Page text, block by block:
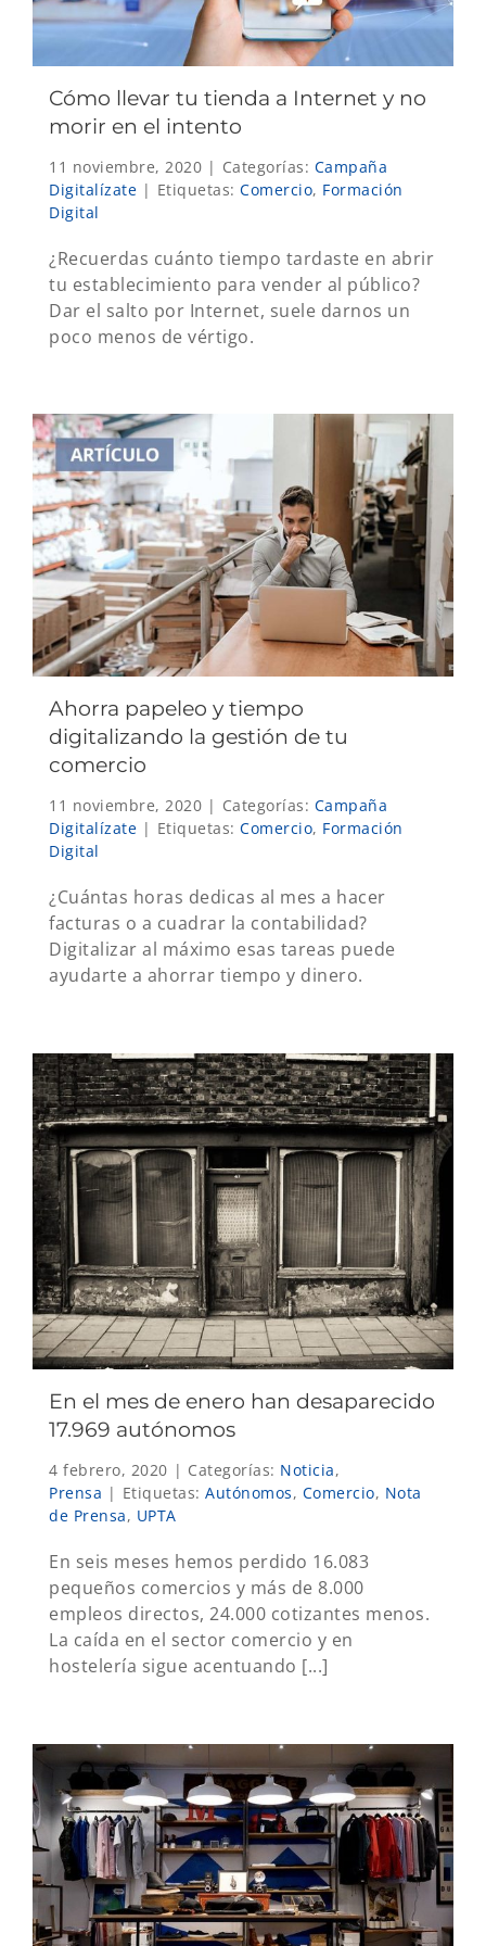
Cómo llevar tu tienda a Internet y no
morir en el intento
11 noviembre, 2020 | Categorías: Campaña
Digitalízate | Etiquetas: Comercio, Formación
Digital
¿Recuerdas cuánto tiempo tardaste en abrir
tu establecimiento para vender al público?
Dar el salto por Internet, suele darnos un
poco menos de vértigo.
Ahorra papeleo y tiempo
digitalizando la gestión de tu
comercio
11 noviembre, 2020 | Categorías: Campaña
Digitalízate | Etiquetas: Comercio, Formación
Digital
¿Cuántas horas dedicas al mes a hacer
facturas o a cuadrar la contabilidad?
Digitalizar al máximo esas tareas puede
ayudarte a ahorrar tiempo y dinero.
En el mes de enero han desaparecido
17.969 autónomos
4 febrero, 2020 | Categorías: Noticia,
Prensa | Etiquetas: Autónomos, Comercio, Nota
de Prensa, UPTA
En seis meses hemos perdido 16.083
pequeños comercios y más de 8.000
empleos directos, 24.000 cotizantes menos.
La caída en el sector comercio y en
hostelería sigue acentuando [...]